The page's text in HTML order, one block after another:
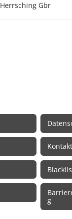
Herrsching Gbr
Kontakt
g